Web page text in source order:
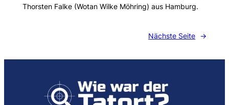
Thorsten Falke (Wotan Wilke Möhring) aus Hamburg.
Nächste Seite →